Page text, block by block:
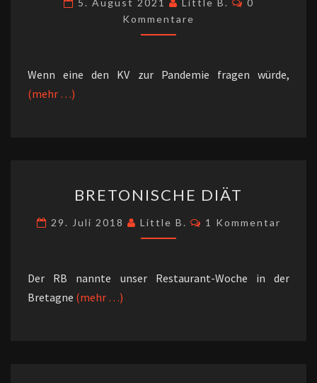
ALUHUT“
5. August 2021 Little B.
0
Kommentare
Wenn eine den KV zur Pandemie fragen würde,
(mehr …)
DIÄT
BRETONISCHE DIÄT
29. Juli 2018 Little B. Kommentare
1 Kommentar
Der RB nannte unser Restaurant-Woche in der
Bretagne (mehr …)